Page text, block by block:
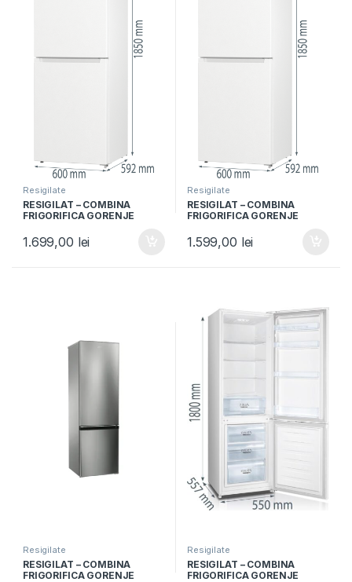
Resigilate
RESIGILAT – COMBINA
FRIGORIFICA GORENJE
NoFrost Plus, IonAir,
Multiflow 360°, Alb
1.699,00 lei
Resigilate
RESIGILAT – COMBINA
FRIGORIFICA GORENJE
NoFrost Plus, IonAir,
Multiflow 360°, Alb
1.599,00 lei
Resigilate
RESIGILAT – COMBINA
FRIGORIFICA GORENJE
Resigilate
RESIGILAT – COMBINA
FRIGORIFICA GORENJE